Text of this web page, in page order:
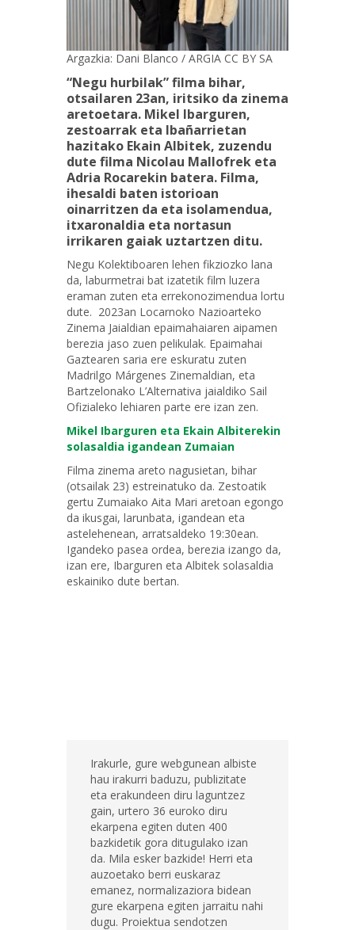
Argazkia: Dani Blanco / ARGIA CC BY SA
“Negu hurbilak” filma bihar,
otsailaren 23an, iritsiko da zinema
aretoetara. Mikel Ibarguren,
zestoarrak eta Ibañarrietan
hazitako Ekain Albitek, zuzendu
dute filma Nicolau Mallofrek eta
Adria Rocarekin batera. Filma,
ihesaldi baten istorioan
oinarritzen da eta isolamendua,
itxaronaldia eta nortasun
irrikaren gaiak uztartzen ditu.
Negu Kolektiboaren lehen fikziozko lana
da, laburmetrai bat izatetik film luzera
eraman zuten eta errekonozimendua lortu
dute. 2023an Locarnoko Nazioarteko
Zinema Jaialdian epaimahaiaren aipamen
berezia jaso zuen pelikulak. Epaimahai
Gaztearen saria ere eskuratu zuten
Madrilgo Márgenes Zinemaldian, eta
Bartzelonako L’Alternativa jaialdiko Sail
Ofizialeko lehiaren parte ere izan zen.
Mikel Ibarguren eta Ekain Albiterekin
solasaldia igandean Zumaian
Filma zinema areto nagusietan, bihar
(otsailak 23) estreinatuko da. Zestoatik
gertu Zumaiako Aita Mari aretoan egongo
da ikusgai, larunbata, igandean eta
astelehenean, arratsaldeko 19:30ean.
Igandeko pasea ordea, berezia izango da,
izan ere, Ibarguren eta Albitek solasaldia
eskainiko dute bertan.
Irakurle, gure webgunean albiste
hau irakurri baduzu, publizitate
eta erakundeen diru laguntzez
gain, urtero 36 euroko diru
ekarpena egiten duten 400
bazkidetik gora ditugulako izan
da. Mila esker bazkide! Herri eta
auzoetako berri euskaraz
emanez, normalizaziora bidean
gure ekarpena egiten jarraitu nahi
dugu. Proiektua sendotzen